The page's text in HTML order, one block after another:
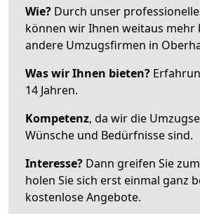
Wie? Durch unser
können wir Ihnen weitaus mehr
andere Umzugsfirmen in
Was wir Ihnen bieten?
14 Jahren.
Kompetenz, da wir die
Wünsche und Bedürfnisse sind.
Interesse? Dann greifen Sie
holen Sie sich erst einmal ganz
kostenlose Angebote.